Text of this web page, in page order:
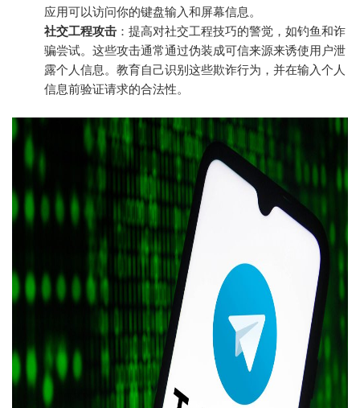
应用可以访问你的键盘输入和屏幕信息。
社交工程攻击 ：提高对社交工程技巧的警觉，如钓鱼和诈
骗尝试。这些攻击通常通过伪装成可信来源来诱使用户泄
露个人信息。教育自己识别这些欺诈行为，并在输入个人
信息前验证请求的合法性。